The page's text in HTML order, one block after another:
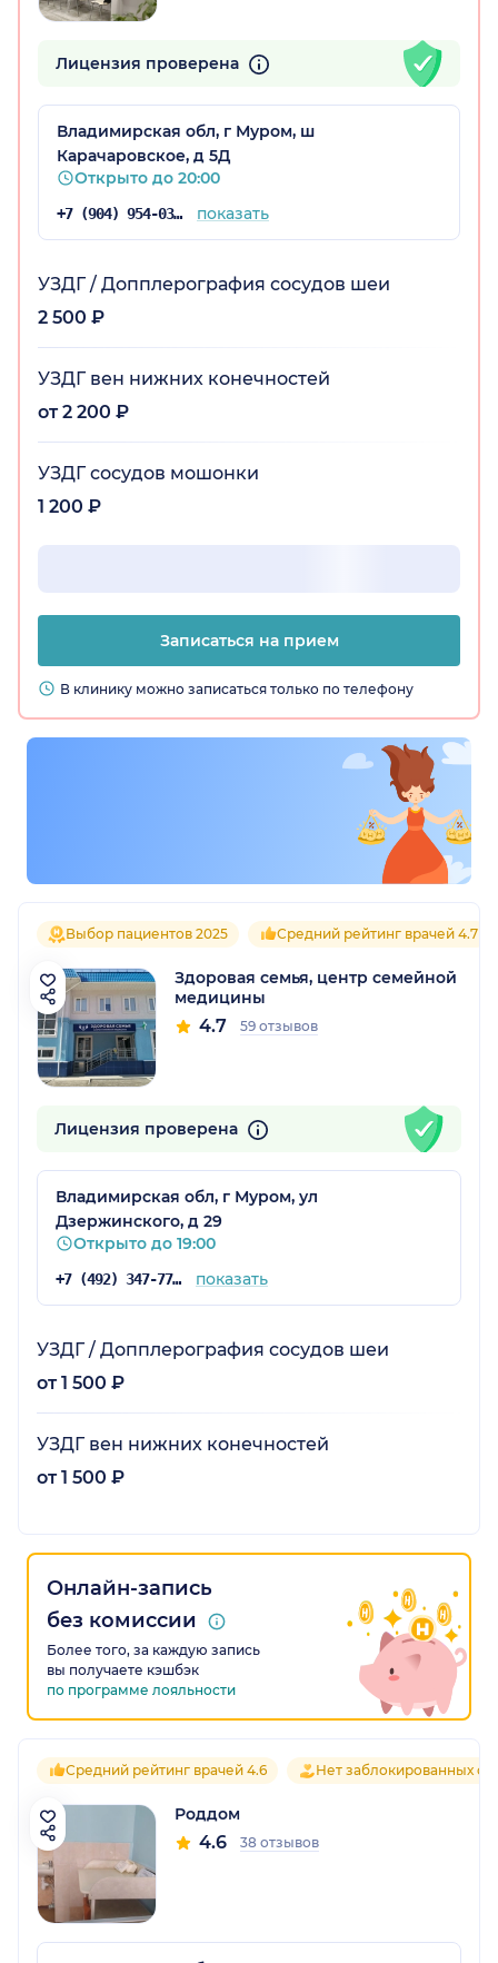
Лицензия проверена
Владимирская обл, г Муром, ш
Карачаровское, д 5Д
Открыто до 20:00
+7 (904) 954-03-78 показать
УЗДГ / Допплерография сосудов шеи
2 500 ₽
УЗДГ вен нижних конечностей
от 2 200 ₽
УЗДГ сосудов мошонки
1 200 ₽
Записаться на прием
В клинику можно записаться только по телефону
Выбор пациентов 2025 Средний рейтинг врачей 4.7
Здоровая семья, центр семейной
медицины
4.7 59 отзывов
Лицензия проверена
Владимирская обл, г Муром, ул
Дзержинского, д 29
Открыто до 19:00
+7 (492) 347-77-01 показать
УЗДГ / Допплерография сосудов шеи
от 1 500 ₽
УЗДГ вен нижних конечностей
от 1 500 ₽
Онлайн-запись
без комиссии
Более того, за каждую запись
вы получаете кэшбэк
по программе лояльности
Средний рейтинг врачей 4.6 Нет заблокированных
Роддом
4.6 38 отзывов